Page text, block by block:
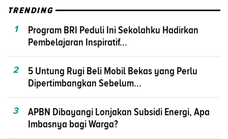
TRENDING
1
Program BRI Peduli Ini Sekolahku Hadirkan
Pembelajaran Inspiratif...
2
5 Untung Rugi Beli Mobil Bekas yang Perlu
Dipertimbangkan Sebelum...
3
APBN Dibayangi Lonjakan Subsidi Energi, Apa
Imbasnya bagi Warga?